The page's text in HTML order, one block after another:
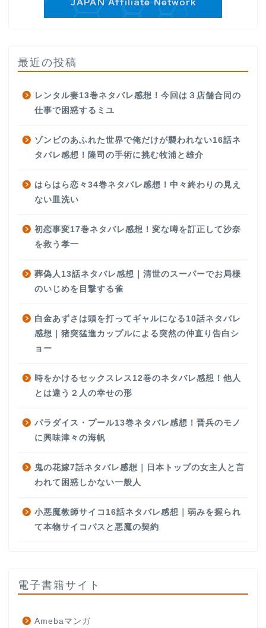
最近の投稿
レンタル妻13巻ネタバレ感想！今回は３店舗合同の
仕事で困惑するミユ
ゾンビのあふれた世界で俺だけが襲われない16話ネ
タバレ感想！隆司の手術に挑む牧浦と雄介
はらはら恋々34巻ネタバレ感想！中々終わりの見え
ない皿洗い
初恋事変17巻ネタバレ感想！変な噂を訂正して沙奈
を救う孝一
葬偽人13話ネタバレ感想｜清世のスーパーでお局様
のいじめを目撃する雀
白金あずさは頭を打ってギャルになる10話ネタバレ
感想｜猪突猛進カップルによる突然の仲直り告白シ
ョー
時をかけるセックスレス12巻のネタバレ感想！他人
とは違う２人の幸せの形
パラダイス・プール13巻ネタバレ感想！晋兵のモノ
に興味津々の海帆
鬼の花嫁7話ネタバレ感想｜日本トップの女主人と言
われて困惑しかない一般人
小悪魔教師サイコ16話ネタバレ感想｜弱みを握られ
て本物サイコパスと悪魔の契約
電子書籍サイト
Amebaマンガ